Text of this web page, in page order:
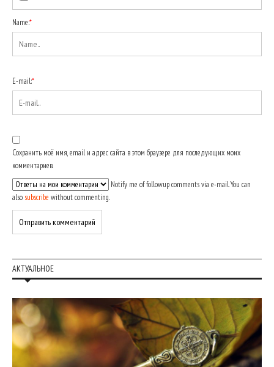
Name:*
E-mail:*
Сохранить моё имя, email и адрес сайта в этом браузере для последующих моих
комментариев.
Notify me of followup comments via e-mail. You can
also subscribe without commenting.
АКТУАЛЬНОЕ